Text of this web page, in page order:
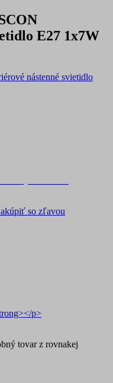
E27 1x7W
so zľavou
tovar z rovnakej